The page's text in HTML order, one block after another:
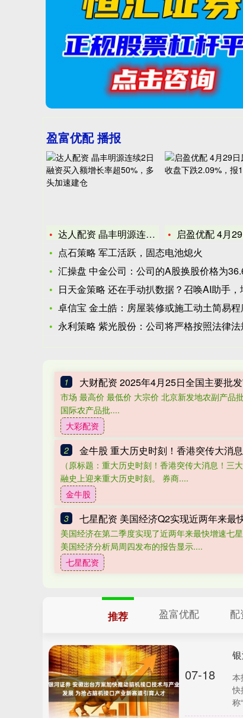
盈富优配 播报
达人配资 晶丰明源连续2日融资买入额增长率超50%，多头加速
启盈优配 4月29日尿素期货收盘下跌
点石策略 军工活跃，固态电池熄火
汇操盘 中金公司：公司的A股换股价格为
日天金策略 还在手动扒数据？召唤AI助手，地产人每
卓信宝 金土皓：房屋装修或施工动土简易
永利策略 紫光股份：公司将严格按照法律法规及监管要
1 大财配资 2025年4月25日全国主要批
市场 最高价 最低价 大宗价 北京新发地农副产品
国际农产品批....
大彩配资
2 金牛股 重大历史时刻！香港突传大消
（原标题：重大历史时刻！香港突传大消息！
融史上迎来重大历史时刻。 券商....
金牛股
3 七星配资 美国经济Q2实现近两年来最
美国经济在第二季度实现了近两年来最快增速七
美国经济分析局周四发布的报告显示....
七星配资
推荐 盈富优配 配
07-18
本
快
称